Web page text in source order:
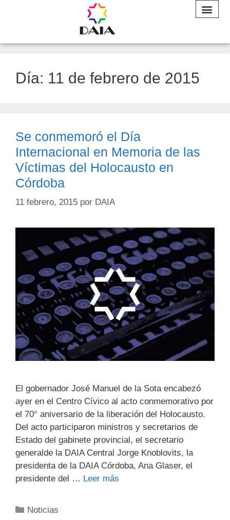
Día: 11 de febrero de 2015
Se conmemoró el Día
Internacional en Memoria de las
Víctimas del Holocausto en
Córdoba
11 febrero, 2015 por DAIA
El gobernador José Manuel de la Sota encabezó
ayer en el Centro Cívico al acto conmemorativo por
el 70° aniversario de la liberación del Holocausto.
Del acto participaron ministros y secretarios de
Estado del gabinete provincial, el secretario
generalde la DAIA Central Jorge Knoblovits, la
presidenta de la DAIA Córdoba, Ana Glaser, el
presidente del … Leer más
Noticias